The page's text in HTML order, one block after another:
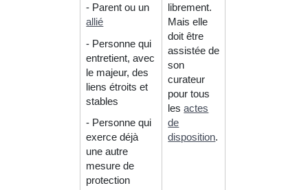
- Parent ou un
allié
- Personne qui
entretient, avec
le majeur, des
liens étroits et
stables
- Personne qui
exerce déjà
une autre
mesure de
protection
librement.
Mais elle
doit être
assistée de
son
curateur
pour tous
lesactes
de
disposition.